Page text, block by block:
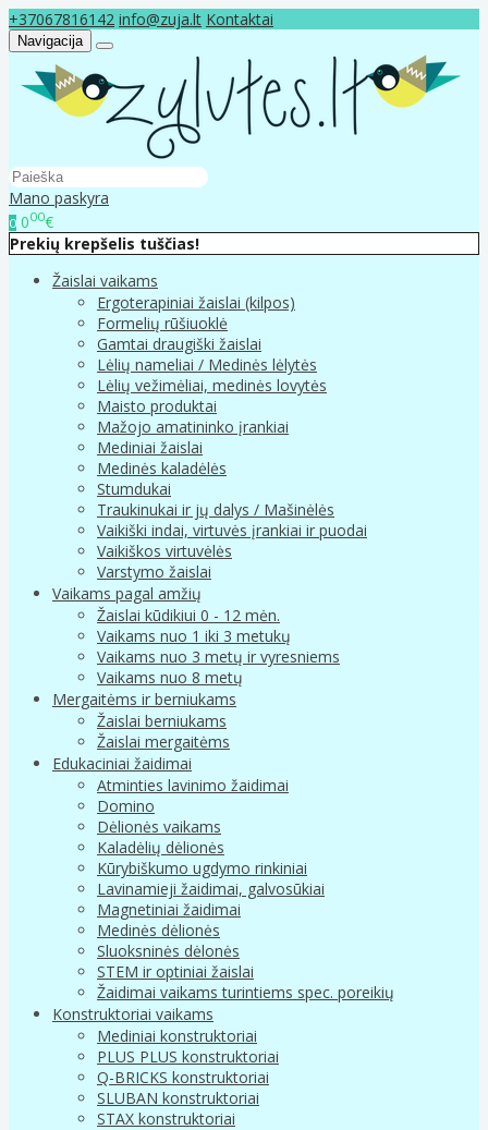
+37067816142 info@zuja.lt Kontaktai
Navigacija
Mano paskyra
0 000€
Prekių krepšelis tuščias!
Žaislai vaikams
Ergoterapiniai žaislai (kilpos)
Formelių rūšiuoklė
Gamtai draugiški žaislai
Lėlių nameliai / Medinės lėlytės
Lėlių vežimėliai, medinės lovytės
Maisto produktai
Mažojo amatininko įrankiai
Mediniai žaislai
Medinės kaladėlės
Stumdukai
Traukinukai ir jų dalys / Mašinėlės
Vaikiški indai, virtuvės įrankiai ir puodai
Vaikiškos virtuvėlės
Varstymo žaislai
Vaikams pagal amžių
Žaislai kūdikiui 0 - 12 mėn.
Vaikams nuo 1 iki 3 metukų
Vaikams nuo 3 metų ir vyresniems
Vaikams nuo 8 metų
Mergaitėms ir berniukams
Žaislai berniukams
Žaislai mergaitėms
Edukaciniai žaidimai
Atminties lavinimo žaidimai
Domino
Dėlionės vaikams
Kaladėlių dėlionės
Kūrybiškumo ugdymo rinkiniai
Lavinamieji žaidimai, galvosūkiai
Magnetiniai žaidimai
Medinės dėlionės
Sluoksninės dėlonės
STEM ir optiniai žaislai
Žaidimai vaikams turintiems spec. poreikių
Konstruktoriai vaikams
Mediniai konstruktoriai
PLUS PLUS konstruktoriai
Q-BRICKS konstruktoriai
SLUBAN konstruktoriai
STAX konstruktoriai